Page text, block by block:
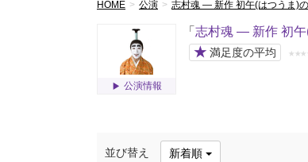
HOME 公演 志村魂 — 新作 初午(はつうま)
公演情報
「 志村魂 — 新作 初
★ 満足度の平均 ★ ★ ★
並び替え 新着順